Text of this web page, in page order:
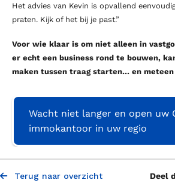
Het advies van Kevin is opvallend
praten. Kijk of het bij je past.”
Voor wie klaar is om niet alleen in
er echt een business rond te bouwen,
maken tussen traag starten… en
Wacht niet langer en open uw
immokantoor in uw regio
Terug naar overzicht Deel